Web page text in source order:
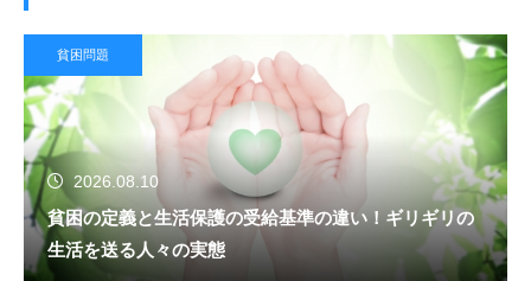
貧困問題
2026.08.10
貧困の定義と生活保護の受給基準の違い！ギリギリの
生活を送る人々の実態